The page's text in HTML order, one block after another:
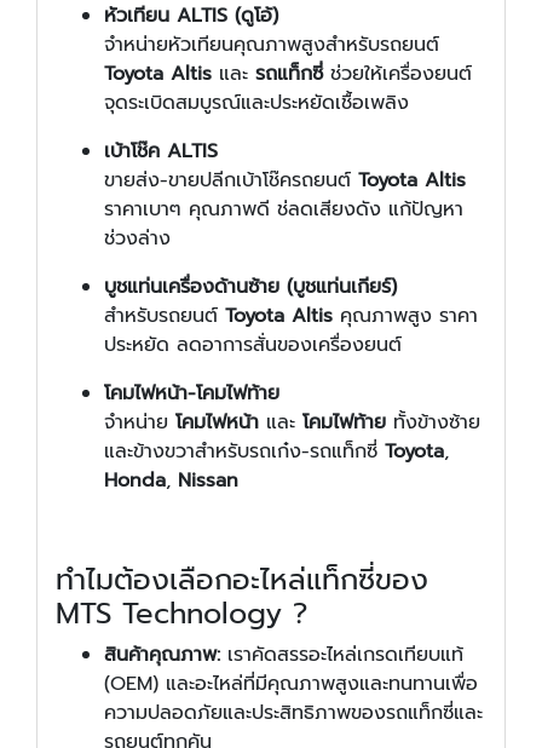
หัวเทียน ALTIS (ดูโอ้)
จำหน่ายหัวเทียนคุณภาพสูงสำหรับรถยนต์
Toyota Altis และ รถแท็กซี่ ช่วยให้เครื่องยนต์
จุดระเบิดสมบูรณ์และประหยัดเชื้อเพลิง
เบ้าโช๊ค ALTIS
ขายส่ง-ขายปลีกเบ้าโช๊ครถยนต์ Toyota Altis
ราคาเบาๆ คุณภาพดี ช่ลดเสียงดัง แก้ปัญหา
ช่วงล่าง
บูชแท่นเครื่องด้านซ้าย (บูชแท่นเกียร์)
สำหรับรถยนต์ Toyota Altis คุณภาพสูง ราคา
ประหยัด ลดอาการสั่นของเครื่องยนต์
โคมไฟหน้า-โคมไฟท้าย
จำหน่าย โคมไฟหน้า และ โคมไฟท้าย ทั้งข้างซ้าย
และข้างขวาสำหรับรถเก๋ง-รถแท็กซี่ Toyota,
Honda, Nissan
ทำไมต้องเลือกอะไหล่แท็กซี่ของ
MTS Technology ?
สินค้าคุณภาพ: เราคัดสรรอะไหล่เกรดเทียบแท้
(OEM) และอะไหล่ที่มีคุณภาพสูงและทนทานเพื่อ
ความปลอดภัยและประสิทธิภาพของรถแท็กซี่และ
รถยนต์ทุกคัน